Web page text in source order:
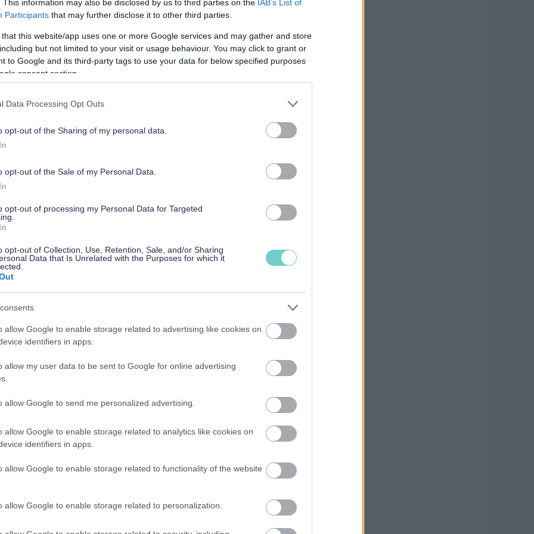
This information may also be disclosed by us to third parties on the IAB’s List of
Participants that may further disclose it to other third parties.
that this website/app uses one or more Google services and may gather and store
but not limited to your visit or usage behaviour. You may click to grant or
to Google and its third-party tags to use your data for below specified purposes
consent section.
Data Processing Opt Outs
opt-out of the Sharing of my personal data.
opt-out of the Sale of my Personal Data.
opt-out of processing my Personal Data for Targeted
opt-out of Collection, Use, Retention, Sale, and/or Sharing
Data that Is Unrelated with the Purposes for which it
allow Google to enable storage related to advertising like cookies on
identifiers in apps.
allow my user data to be sent to Google for online advertising
allow Google to send me personalized advertising.
allow Google to enable storage related to analytics like cookies on
identifiers in apps.
allow Google to enable storage related to functionality of the website
allow Google to enable storage related to personalization.
osakkeenomistajat ovat lähtökohtaisesti
eli osakkeisiin. Siirtokelpoisuus
on oikeus vapaasti siirtää
toiselle ilman yhtiön tai muiden
myymällä tai lahjoittamalla.
tehdä esimerkiksi yhtiöjärjestyksessä
yhteinen osakassopimus.
rajoitettu vastuu. Tämä tarkoittaa,
vastuussa yhtiön toiminnasta ja veloista, vaan
ovat siis erilliset sen omistajien varoista.
kykene suorittamaan velvoitteitaan, eivät sen
henkilökohtaisilla varoillaan. He voivat
tekevät toki sellaiset sitoumukset –
henkilökohtaisesti takaamaan.
euroa. Vuoden 2019 heinäkuusta lähtien
vaadittu lakisääteistä minimialkupääomaa.
muassa
hallintoneuvosto.
jonka voi yhden ihmisen osakeyhtiössä